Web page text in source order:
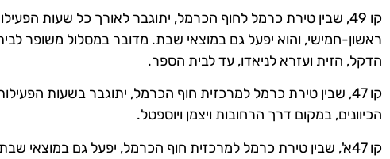
קו 49, שבין טירת כרמל לחוף הכרמל, יתוגבר לאורך כל שעות
ראשון-חמישי, והוא יפעל גם במוצאי שבת. מדובר במסלול משופר
הדקל, הזית ועזרא לניאדו, עד לבית הספר.
קו 47, שבין טירת כרמל למרכזית חוף הכרמל, יתוגבר בשעות
הכיוונים, במקום דרך הרחובות ויצמן ויוספטל.